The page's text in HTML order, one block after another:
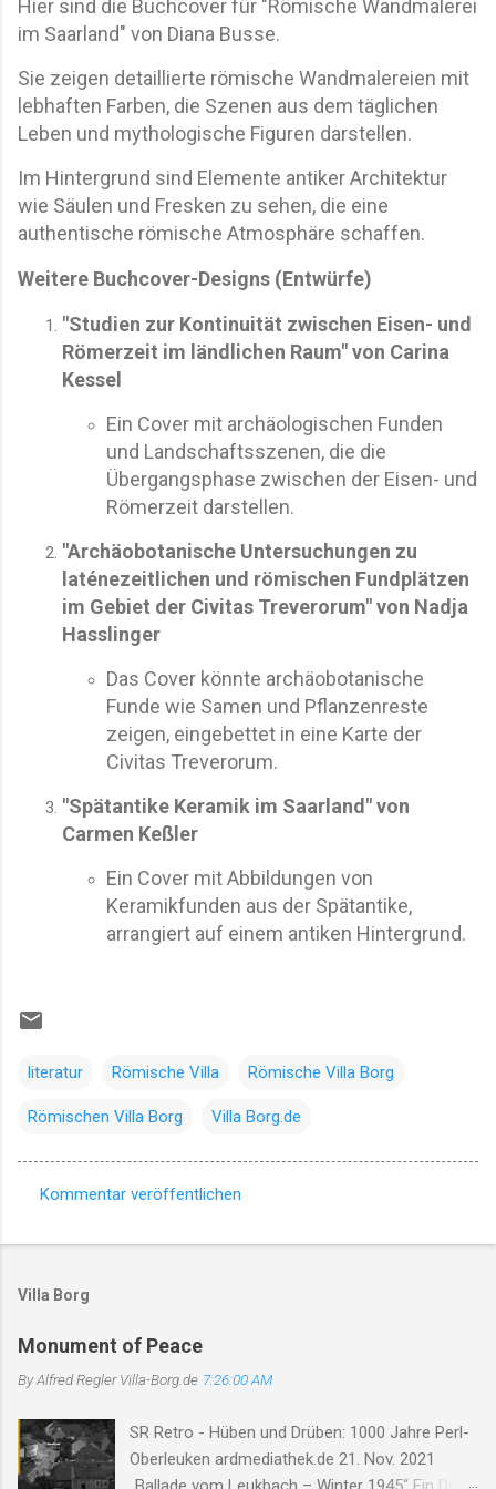
Hier sind die Buchcover für "Römische Wandmalerei
im Saarland" von Diana Busse.
Sie zeigen detaillierte römische Wandmalereien mit
lebhaften Farben, die Szenen aus dem täglichen
Leben und mythologische Figuren darstellen.
Im Hintergrund sind Elemente antiker Architektur
wie Säulen und Fresken zu sehen, die eine
authentische römische Atmosphäre schaffen.
Weitere Buchcover-Designs (Entwürfe)
"Studien zur Kontinuität zwischen Eisen- und
Römerzeit im ländlichen Raum" von Carina
Kessel
Ein Cover mit archäologischen Funden
und Landschaftsszenen, die die
Übergangsphase zwischen der Eisen- und
Römerzeit darstellen.
"Archäobotanische Untersuchungen zu
laténezeitlichen und römischen Fundplätzen
im Gebiet der Civitas Treverorum" von Nadja
Hasslinger
Das Cover könnte archäobotanische
Funde wie Samen und Pflanzenreste
zeigen, eingebettet in eine Karte der
Civitas Treverorum.
"Spätantike Keramik im Saarland" von
Carmen Keßler
Ein Cover mit Abbildungen von
Keramikfunden aus der Spätantike,
arrangiert auf einem antiken Hintergrund.
literatur Römische Villa Römische Villa Borg
Römischen Villa Borg Villa Borg.de
o
e
n
a
r
Kommentar veröffentlichen
Villa Borg
Monument of Peace
By Alfred ReglerVilla-Borg.de 7:26:00 AM
SR Retro - Hüben und Drüben: 1000 Jahre Perl-
Oberleuken ardmediathek.de 21. Nov. 2021